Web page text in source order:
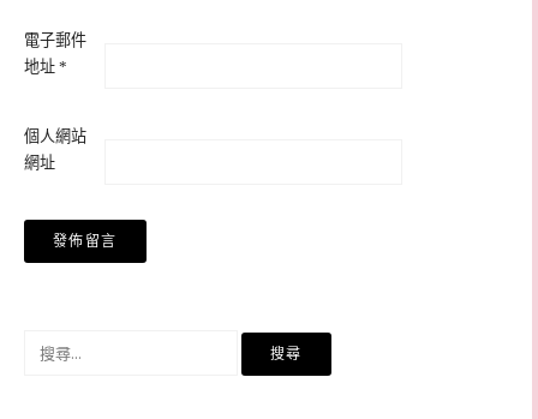
電子郵件
地址 *
個人網站
網址